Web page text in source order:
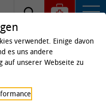
verwendet. Einige davon
es uns andere
unserer Webseite zu